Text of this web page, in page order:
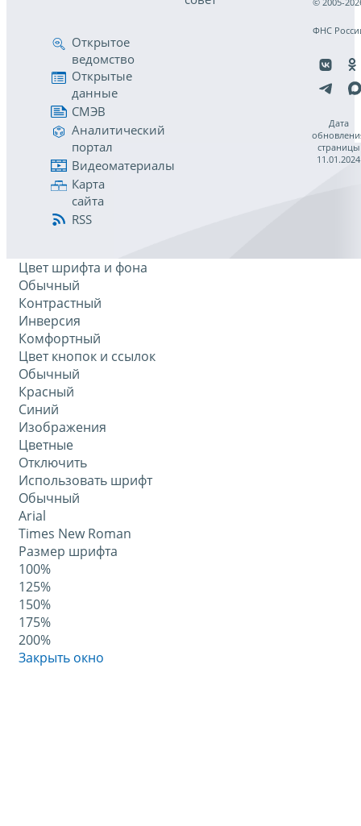
Открытое
ведомство
Открытые
данные
СМЭВ
Аналитический
портал
Видеоматериалы
Карта
сайта
RSS
ФНС
Дата
страницы
11.01.2024
Цвет шрифта и фона
Обычный
Контрастный
Инверсия
Комфортный
Цвет кнопок и ссылок
Обычный
Красный
Синий
Изображения
Цветные
Отключить
Использовать шрифт
Обычный
Arial
Times New Roman
Размер шрифта
100%
125%
150%
175%
200%
Закрыть окно